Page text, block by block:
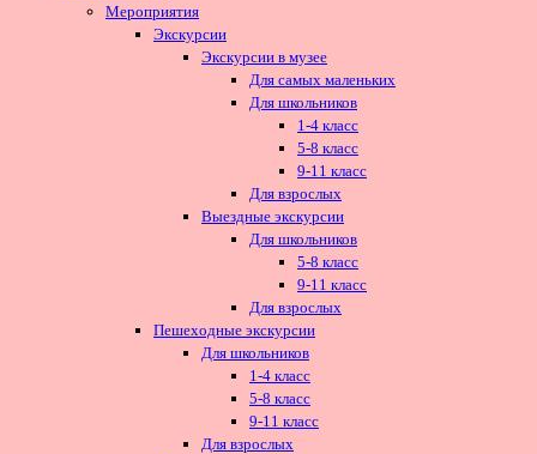
Мероприятия
Экскурсии
Экскурсии в музее
Для самых маленьких
Для школьников
1-4 класс
5-8 класс
9-11 класс
Для взрослых
Выездные экскурсии
Для школьников
5-8 класс
9-11 класс
Для взрослых
Пешеходные экскурсии
Для школьников
1-4 класс
5-8 класс
9-11 класс
Для взрослых